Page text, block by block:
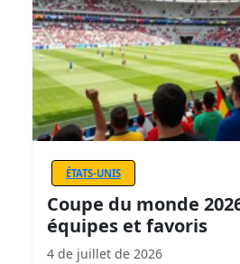
ÉTATS-UNIS
Coupe du monde
équipes et favoris
4 de juillet de 2026